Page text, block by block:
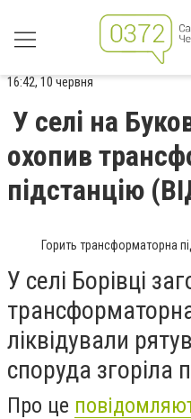
16:42, 10 червня
У селі на
охопив
підстанцію
Горить трансформаторна
У селі Борівці
ліквідували
споруда згоріла
Про це